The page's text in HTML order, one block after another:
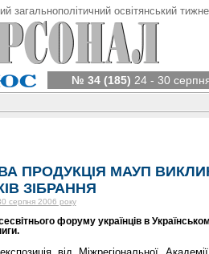
загальнополітичний освітянський
№ 34 (185) 24 - 30
ПРОДУКЦІЯ МАУП
ЗІБРАННЯ
серпня 2006 року
форуму українців в